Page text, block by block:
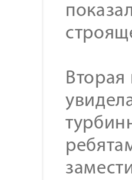
Вторая